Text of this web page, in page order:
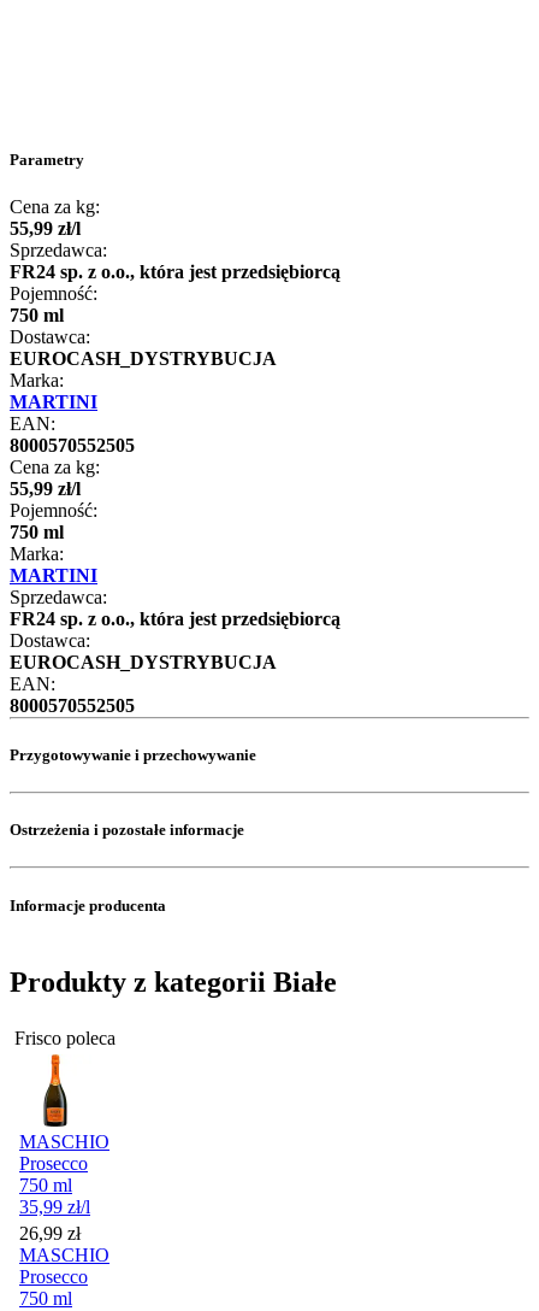
Parametry
Cena za kg:
55,99 zł/l
Sprzedawca:
FR24 sp. z o.o., która jest przedsiębiorcą
Pojemność:
750 ml
Dostawca:
EUROCASH_DYSTRYBUCJA
Marka:
MARTINI
EAN:
8000570552505
Cena za kg:
55,99 zł/l
Pojemność:
750 ml
Marka:
MARTINI
Sprzedawca:
FR24 sp. z o.o., która jest przedsiębiorcą
Dostawca:
EUROCASH_DYSTRYBUCJA
EAN:
8000570552505
Przygotowywanie i przechowywanie
Ostrzeżenia i pozostałe informacje
Informacje producenta
Produkty z kategorii Białe
Frisco poleca
MASCHIO
Prosecco
750 ml
35,99 zł/l
Cena
26,99 zł
MASCHIO
Prosecco
750 ml